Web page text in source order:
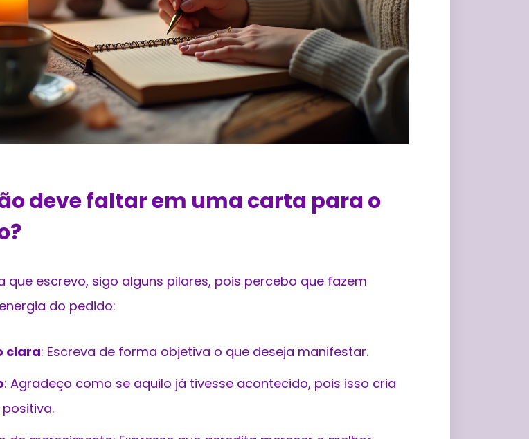
deve faltar em uma carta para o
que escrevo, sigo alguns pilares, pois percebo que fazem
do pedido:
clara: Escreva de forma objetiva o que deseja manifestar.
: Agradeço como se aquilo já tivesse acontecido, pois isso cria